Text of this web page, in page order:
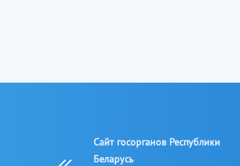
и правовой
Сайт госорганов Республики
Беларусь